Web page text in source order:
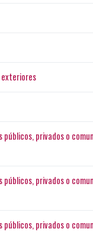
privados o
privados o
privados o